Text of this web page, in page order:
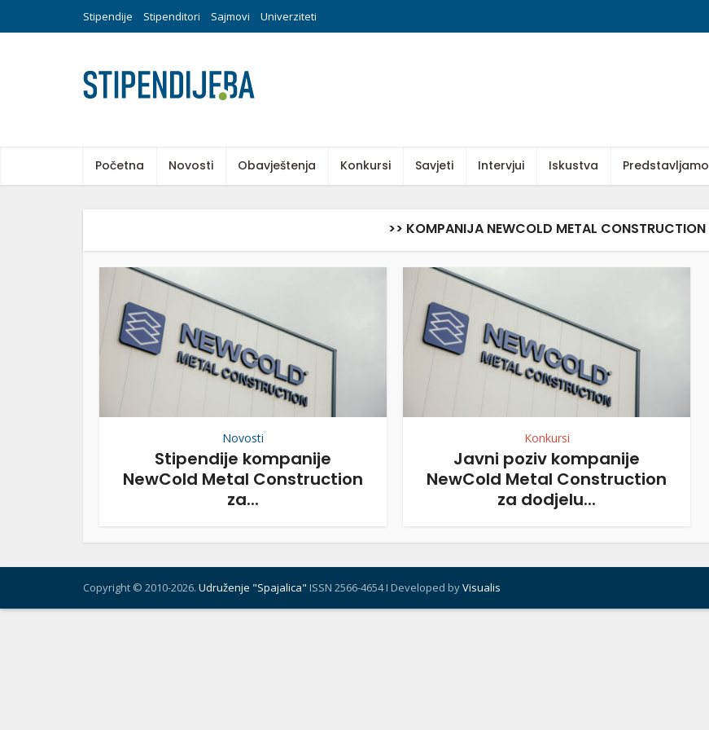
Stipendije Stipenditori Sajmovi Univerziteti
Početna Novosti Obavještenja Konkursi Savjeti Intervjui Iskustva Predstavljamo
>> KOMPANIJA NEWCOLD METAL CONSTRUCTION
Novosti
Stipendije kompanije
NewCold Metal Construction
za...
Konkursi
Javni poziv kompanije
NewCold Metal Construction
za dodjelu...
Copyright © 2010-2026. Udruženje "Spajalica" ISSN 2566-4654 I Developed byVisualis